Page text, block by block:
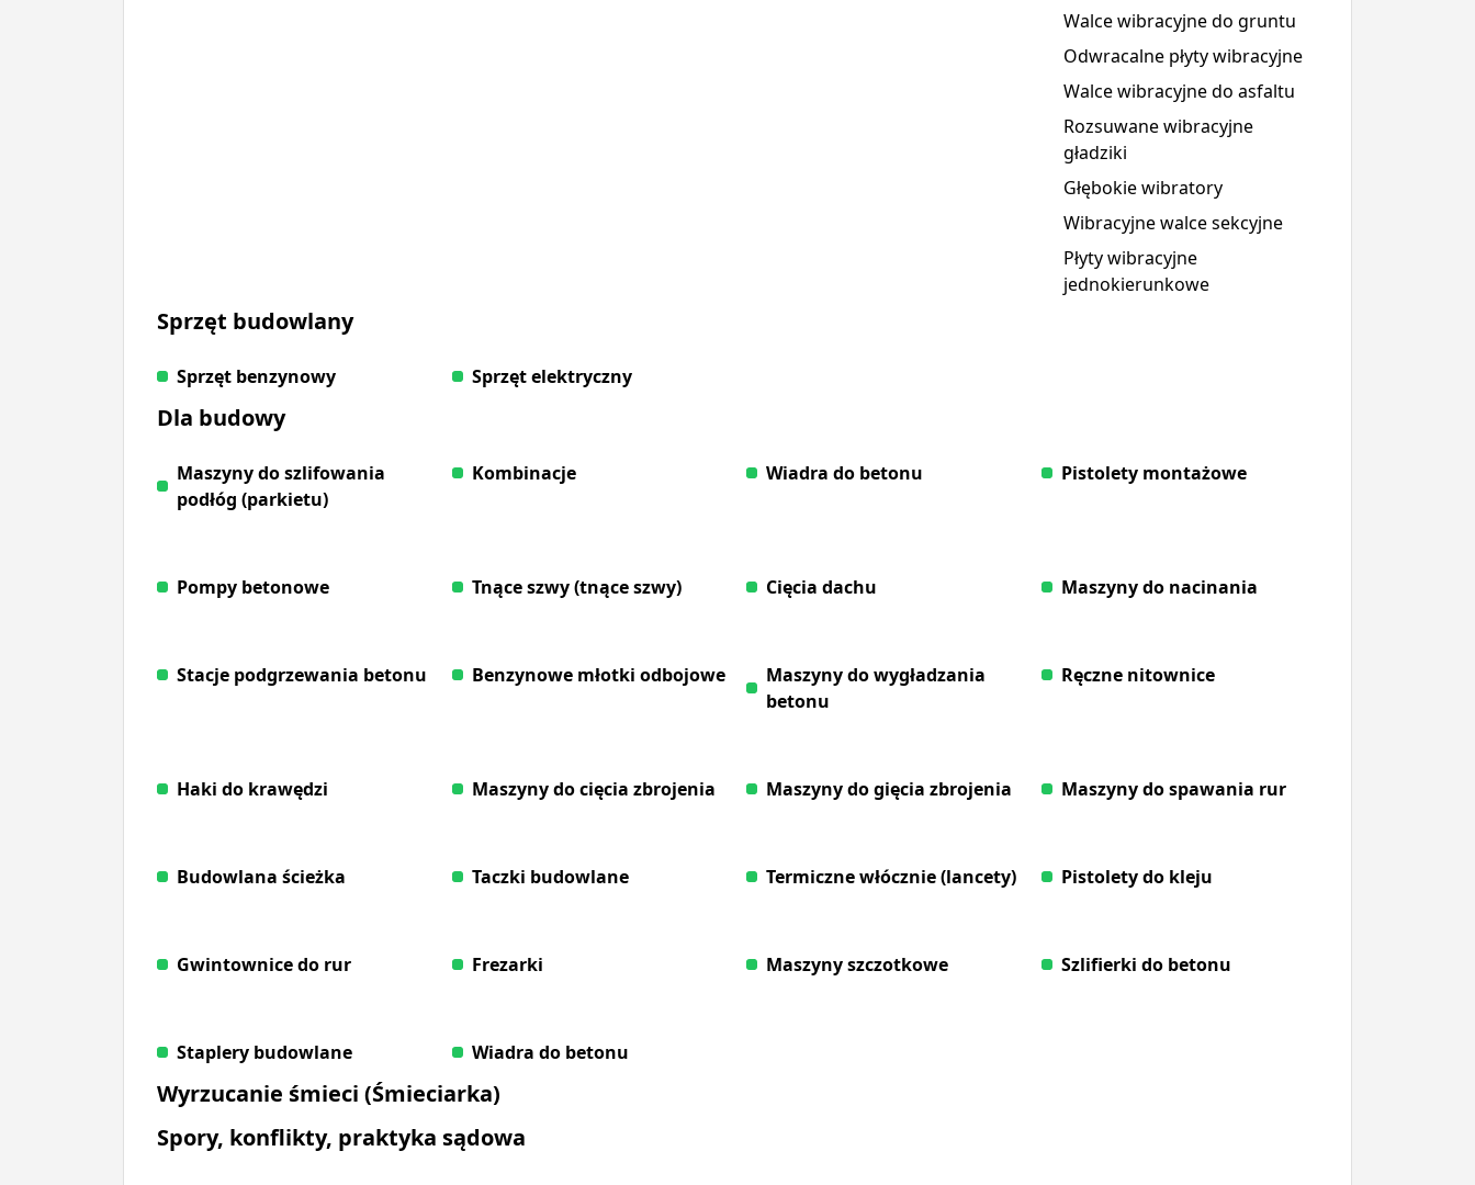
Walce wibracyjne do gruntu
Odwracalne płyty wibracyjne
Walce wibracyjne do asfaltu
Rozsuwane wibracyjne
gładziki
Głębokie wibratory
Wibracyjne walce sekcyjne
Płyty wibracyjne
jednokierunkowe
Sprzęt budowlany
Sprzęt benzynowy Sprzęt elektryczny
Dla budowy
Maszyny do szlifowania
podłóg (parkietu)
Kombinacje Wiadra do betonu Pistolety montażowe
Pompy betonowe Tnące szwy (tnące szwy) Cięcia dachu Maszyny do nacinania
Stacje podgrzewania betonu Benzynowe młotki odbojowe
Maszyny do wygładzania
betonu
Ręczne nitownice
Haki do krawędzi Maszyny do cięcia zbrojenia Maszyny do gięcia zbrojenia Maszyny do spawania rur
Budowlana ścieżka Taczki budowlane Termiczne włócznie (lancety) Pistolety do kleju
Gwintownice do rur Frezarki Maszyny szczotkowe Szlifierki do betonu
Staplery budowlane Wiadra do betonu
Wyrzucanie śmieci (Śmieciarka)
Spory, konflikty, praktyka sądowa